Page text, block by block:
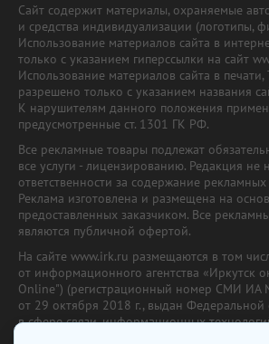
Сайт содержит материалы, охраняемые
и средства индивидуализации (логотипы,
Использование материалов сайта в
только с указанием гиперссылки на сайт
Использование материалов сайта в
разрешено только с указанием названия
К нарушителям данного положения
предусмотренные ст. 1301 ГК РФ.
Все рекламные товары подлежат
все услуги - лицензированию. Редакция не
ответственности за содержание
Реклама изготовлена и размещена на
предоставленных заказчиком. Все
являются публичной офертой.
На сайте www.irk.ru размещаются в том
от информационного агентства «Иркутск
Online") (регистрационный номер СМИ
от 29 октября 2018 г., выдан
в сфере связи, информационных